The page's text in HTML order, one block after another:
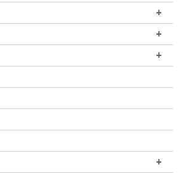
+
+
+
+